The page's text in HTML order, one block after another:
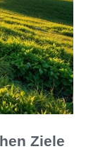
Ziele